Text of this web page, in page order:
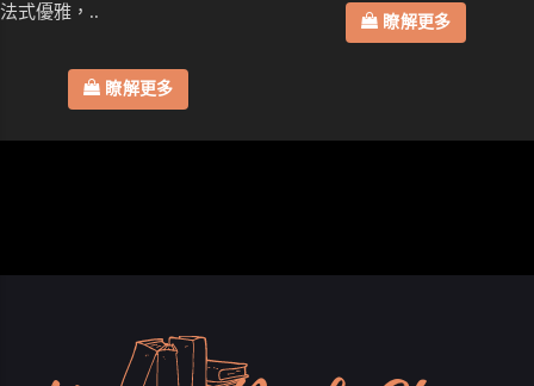
法式優雅，..
瞭解更多
瞭解更多